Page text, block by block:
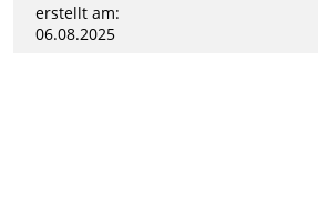
erstellt am:
06.08.2025